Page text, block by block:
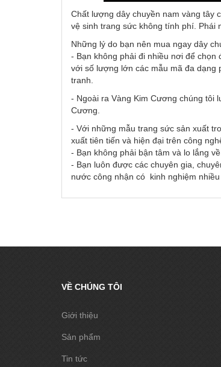
Chất lượng dây chuyền nam vàng tây
vệ sinh trang sức không tính phí. Phái
Những lý do bạn nên mua ngay dây
- Bạn không phải đi nhiều nơi để
với số lượng lớn các mẫu mã đa dạng
tranh.
- Ngoài ra Vàng Kim Cương chúng tôi
Cương.
- Với những mẫu trang sức sản xuất
xuất tiên tiến và hiện đại trên công
- Bạn không phải bận tâm và lo lắng
- Bạn luôn được các chuyên gia,
nước công nhận có kinh nghiệm
VỀ CHÚNG TÔI
Giới thiệu
Sản phẩm
Tin tức